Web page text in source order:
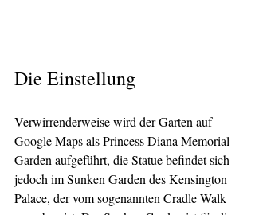
Die Einstellung
Verwirrenderweise wird der Garten auf
Google Maps als Princess Diana Memorial
Garden aufgeführt, die Statue befindet sich
jedoch im Sunken Garden des Kensington
Palace, der vom sogenannten Cradle Walk